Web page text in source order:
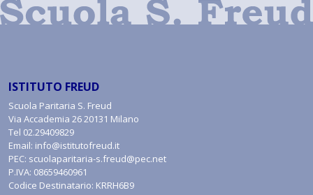
ISTITUTO FREUD
Scuola Paritaria S. Freud
Via Accademia 26 20131 Milano
Tel 02.29409829
Email: info@istitutofreud.it
PEC: scuolaparitaria-s.freud@pec.net
P.IVA: 08659460961
Codice Destinatario: KRRH6B9